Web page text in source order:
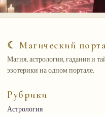
☾ Магический
Магия, астрология, гадания и
эзотерики на одном портале.
Рубрики
Астрология